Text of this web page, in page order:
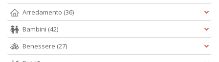
Arredamento (36)
Bambini (42)
Benessere (27)